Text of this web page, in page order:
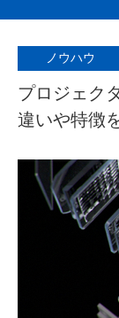
ノウハウ
プロジェク
違いや特徴